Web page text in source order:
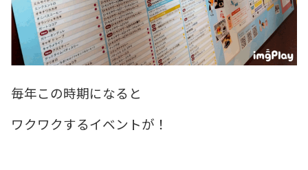
毎年この時期になると
ワクワクするイベントが！